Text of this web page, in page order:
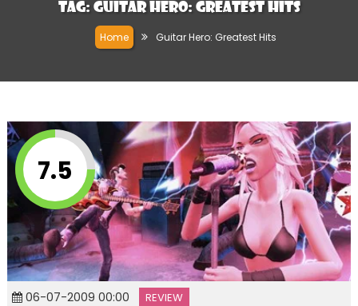
Tag: Guitar Hero: Greatest Hits
Home Guitar Hero: Greatest Hits
7.5
06-07-2009 00:00 REVIEW